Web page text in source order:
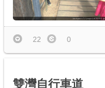
APP下載
22 0
雙灣自行車道